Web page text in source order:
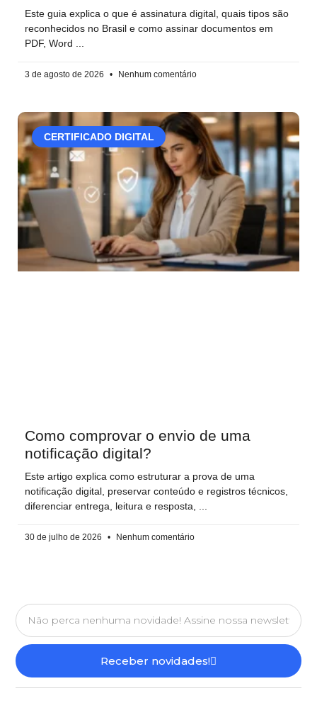
Este guia explica o que é assinatura digital, quais tipos são
reconhecidos no Brasil e como assinar documentos em
PDF, Word
3 de agosto de 2026 Nenhum comentário
CERTIFICADO DIGITAL
Como comprovar o envio de uma
notificação digital?
Este artigo explica como estruturar a prova de uma
notificação digital, preservar conteúdo e registros técnicos,
diferenciar entrega, leitura e resposta,
30 de julho de 2026 Nenhum comentário
Receber novidades!